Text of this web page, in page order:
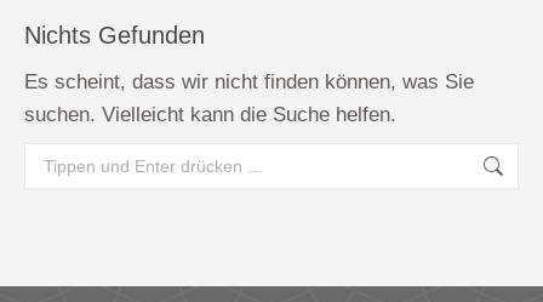
Nichts Gefunden
Es scheint, dass wir nicht finden können, was Sie
suchen. Vielleicht kann die Suche helfen.
Search: